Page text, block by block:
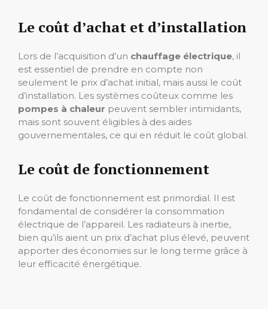
Le coût d’achat et d’installation
Lors de l’acquisition d’un chauffage électrique, il
est essentiel de prendre en compte non
seulement le prix d’achat initial, mais aussi le coût
d’installation. Les systèmes coûteux comme les
pompes à chaleur peuvent sembler intimidants,
mais sont souvent éligibles à des aides
gouvernementales, ce qui en réduit le coût global.
Le coût de fonctionnement
Le coût de fonctionnement est primordial. Il est
fondamental de considérer la consommation
électrique de l’appareil. Les radiateurs à inertie,
bien qu’ils aient un prix d’achat plus élevé, peuvent
apporter des économies sur le long terme grâce à
leur efficacité énergétique.